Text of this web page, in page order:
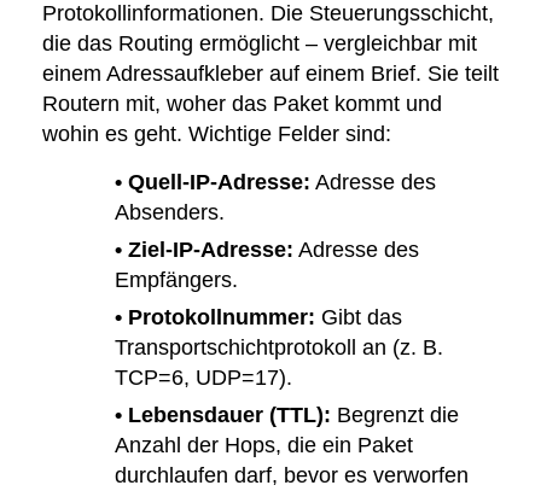
Protokollinformationen. Die Steuerungsschicht,
die das Routing ermöglicht – vergleichbar mit
einem Adressaufkleber auf einem Brief. Sie teilt
Routern mit, woher das Paket kommt und
wohin es geht. Wichtige Felder sind:
• Quell-IP-Adresse: Adresse des
Absenders.
• Ziel-IP-Adresse: Adresse des
Empfängers.
• Protokollnummer: Gibt das
Transportschichtprotokoll an (z. B.
TCP=6, UDP=17).
• Lebensdauer (TTL): Begrenzt die
Anzahl der Hops, die ein Paket
durchlaufen darf, bevor es verworfen